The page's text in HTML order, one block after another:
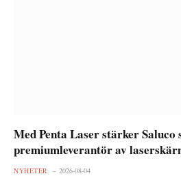
Med Penta Laser stärker Saluco
premiumleverantör av
NYHETER 2026-08-04